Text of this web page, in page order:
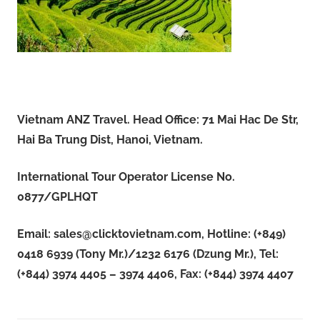
Vietnam ANZ Travel. Head Office: 71 Mai Hac De Str,
Hai Ba Trung Dist, Hanoi, Vietnam.
International Tour Operator License No.
0877/GPLHQT
Email: sales@clicktovietnam.com, Hotline: (+849)
0418 6939 (Tony Mr.)/1232 6176 (Dzung Mr.), Tel:
(+844) 3974 4405 – 3974 4406, Fax: (+844) 3974 4407